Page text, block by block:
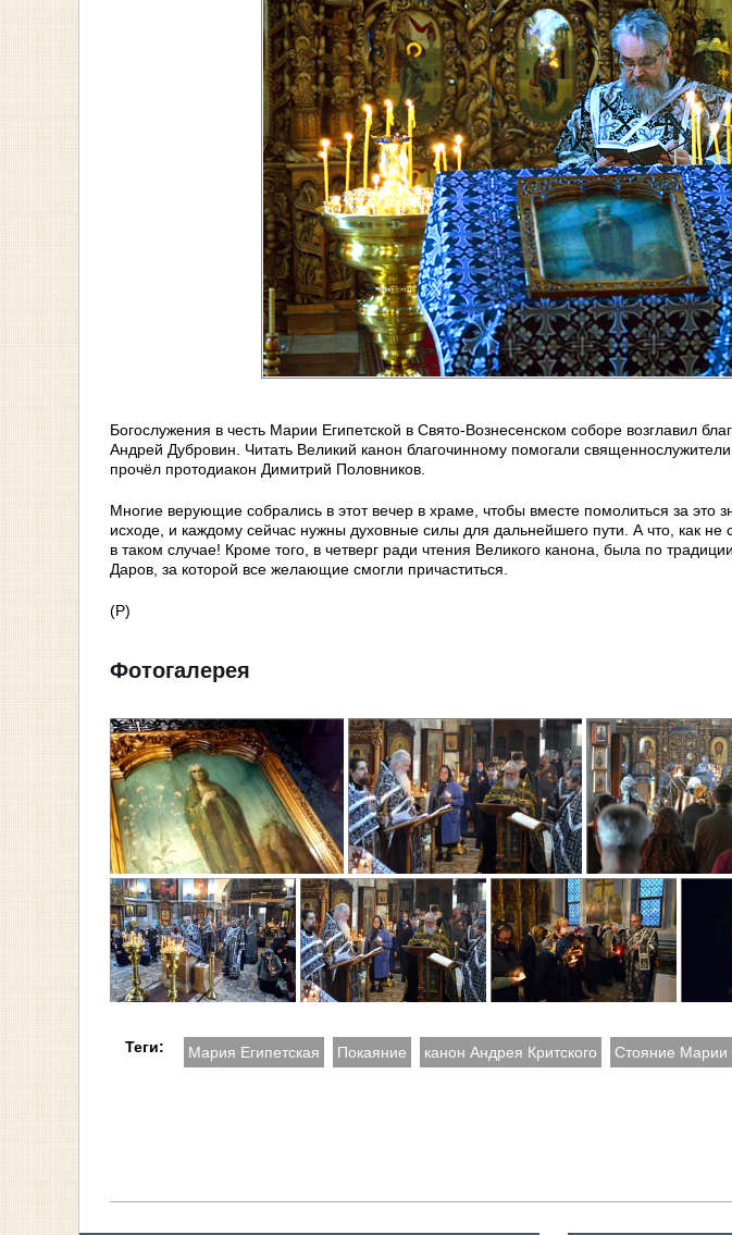
Богослужения в честь Марии Египетской в Свято-Вознесенском соборе возглавил
Андрей Дубровин. Читать Великий канон благочинному помогали
прочёл протодиакон Димитрий Половников.
Многие верующие собрались в этот вечер в храме, чтобы вместе помолиться за это
исходе, и каждому сейчас нужны духовные силы для дальнейшего пути. А что, как
в таком случае! Кроме того, в четверг ради чтения Великого канона, была по
Даров, за которой все желающие смогли причаститься.
(Р)
Фотогалерея
Теги: Мария Египетская Покаяние канон Андрея Критского Стояние Марии